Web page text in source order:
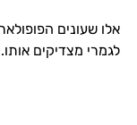
אלו שעונים
לגמרי מצדיקים אותו.